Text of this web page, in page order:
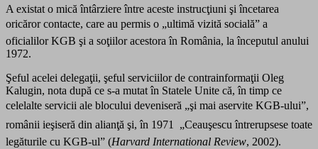
A existat o mică întârziere între aceste instrucţiuni şi încetarea
oricăror contacte, care au permis o „ultimă vizită socială” a
oficialilor KGB şi a soţiilor acestora în România, la începutul anului
1972.
Şeful acelei delegaţii, şeful serviciilor de contrainformaţii Oleg
Kalugin, nota după ce s-a mutat în Statele Unite că, în timp ce
celelalte servicii ale blocului deveniseră „şi mai aservite KGB-ului”,
românii ieşiseră din alianţă şi, în 1971  „Ceauşescu întrerupsese toate
legăturile cu KGB-ul” (Harvard International Review, 2002).